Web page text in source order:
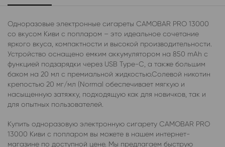
Одноразовые электронные сигареты CAMOBAR PRO 13000
со вкусом Киви с попларом – это идеальное сочетание
яркого вкуса, компактности и высокой производительности.
Устройство оснащено емким аккумулятором на 850 mAh с
функцией подзарядки через USB Type-C, а также большим
баком на 20 мл с премиальной жидкостью.Солевой никотин
крепостью 20 мг/мл (Normal обеспечивает мягкую и
насыщенную затяжку, подходящую как для новичков, так и
для опытных пользователей.
Купить одноразовую электронную сигарету CAMOBAR PRO
13000 Киви с попларом вы можете в нашем интернет-
магазине по доступной цене. Мы предлагаем быструю